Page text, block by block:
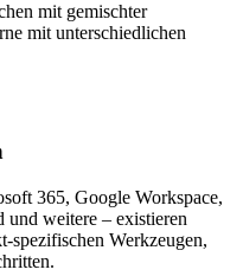
mit gemischter
mit unterschiedlichen
365, Google Workspace,
und weitere – existieren
spezifischen Werkzeugen,